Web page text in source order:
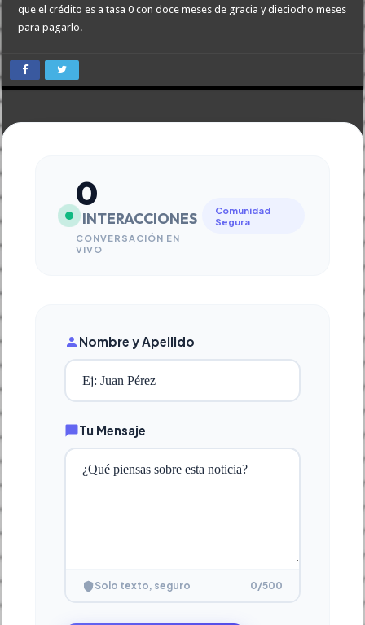
que el crédito es a tasa 0 con doce meses de gracia y dieciocho meses
para pagarlo.
0
INTERACCIONES
CONVERSACIÓN EN
VIVO
Comunidad
Segura
Nombre y Apellido
Tu Mensaje
Solo texto, seguro 0/500